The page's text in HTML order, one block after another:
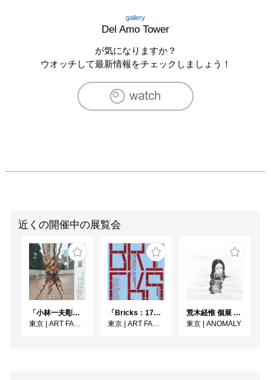
gallery
Del Amo Tower
が気になりますか？
ウオッチして最新情報をチェックしましょう！
近くの開催中の展覧会
「小林一夫彫刻展 木のイノチ 石のアソビ」
東京 | ART FACTORY城南島
「Bricks：17人のかたち」
東京 | ART FACTORY城南島
荒木経惟 個展 アラーキー「愛の皮膜」
東京 | ANOMALY